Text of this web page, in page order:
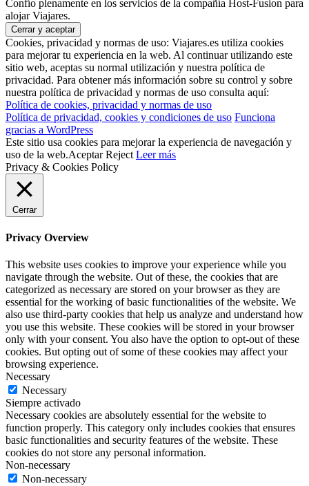
Confío plenamente en los servicios de la compañía Host-Fusion para
alojar Viajares.
Cookies, privacidad y normas de uso: Viajares.es utiliza cookies
para mejorar tu experiencia en la web. Al continuar utilizando este
sitio web, aceptas su normal utilización y nuestra política de
privacidad. Para obtener más información sobre su control y sobre
nuestra política de privacidad y normas de uso consulta aquí:
Política de cookies, privacidad y normas de uso
Política de privacidad, cookies y condiciones de uso Funciona
gracias a WordPress
Este sitio usa cookies para mejorar la experiencia de navegación y
uso de la web.Aceptar Reject Leer más
Privacy & Cookies Policy
Cerrar
Privacy Overview
This website uses cookies to improve your experience while you
navigate through the website. Out of these, the cookies that are
categorized as necessary are stored on your browser as they are
essential for the working of basic functionalities of the website. We
also use third-party cookies that help us analyze and understand how
you use this website. These cookies will be stored in your browser
only with your consent. You also have the option to opt-out of these
cookies. But opting out of some of these cookies may affect your
browsing experience.
Necessary
Necessary
Siempre activado
Necessary cookies are absolutely essential for the website to
function properly. This category only includes cookies that ensures
basic functionalities and security features of the website. These
cookies do not store any personal information.
Non-necessary
Non-necessary